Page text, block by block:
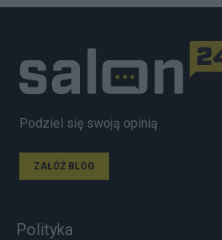
Podziel się swoją opinią
ZAŁÓŻ BLOG
Polityka